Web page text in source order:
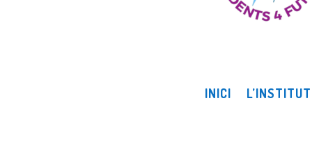
INICI L’INSTITUT